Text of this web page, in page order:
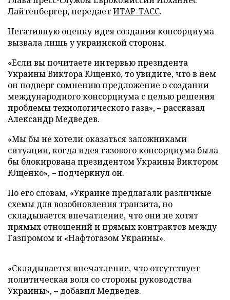
Лайтенбергер, передаетИТАР-ТАСС.
Негативную оценку идея создания консорциума
вызвала лишь у украинской стороны.
«Если вы почитаете интервью президента
Украины Виктора Ющенко, то увидите, что в нем
он подверг сомнению предложение о создании
международного консорциума с целью решения
проблемы технологического газа», – рассказал
Александр Медведев.
«Мы бы не хотели оказаться заложниками
ситуации, когда идея газового консорциума была
бы блокирована президентом Украины Виктором
Ющенко», – подчеркнул он.
По его словам, «Украине предлагали различные
схемы для возобновления транзита, но
складывается впечатление, что они не хотят
прямых отношений и прямых контрактов между
Газпромом и «Нафтогазом Украины».
«Складывается впечатление, что отсутствует
политическая воля со стороны руководства
Украины», – добавил Медведев.